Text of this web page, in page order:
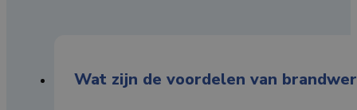
Wat zijn de voordelen van